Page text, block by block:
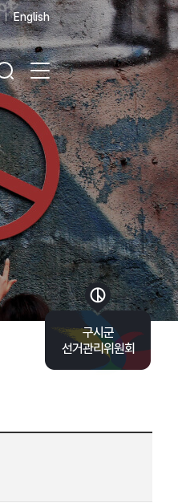
English
구시군
선거관리위원회
바로가기 목록 열기